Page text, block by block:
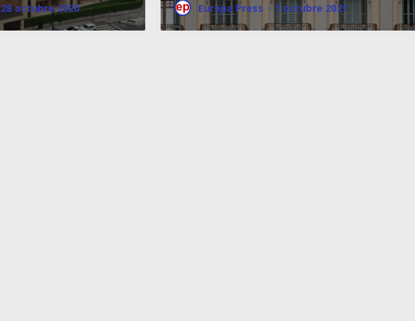
28 octubre 2020 Europa Press · 1 octubre 2021